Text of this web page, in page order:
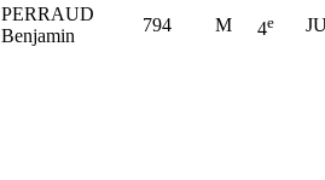
PERRAUD
Benjamin
794 M 4e